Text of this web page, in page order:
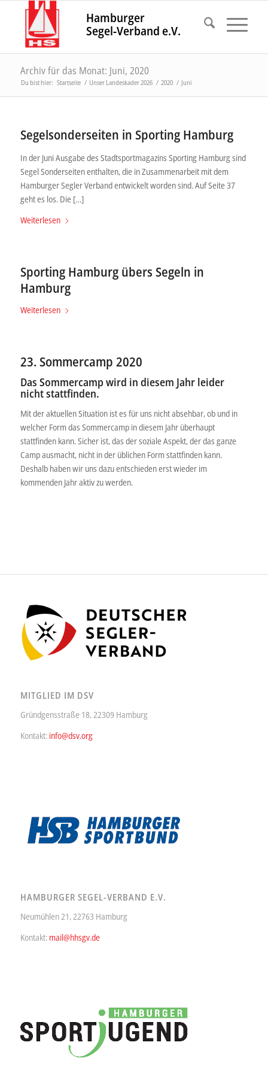
Hamburger
Segel-Verband e.V.
Archiv für das Monat: Juni, 2020
Du bist hier: Startseite / Unser Landeskader 2026 / 2020 / Juni
Segelsonderseiten in Sporting Hamburg
In der Juni Ausgabe des Stadtsportmagazins Sporting Hamburg sind
Segel Sonderseiten enthalten, die in Zusammenarbeit mit dem
Hamburger Segler Verband entwickelt worden sind. Auf Seite 37
geht es los. Die […]
Weiterlesen
Sporting Hamburg übers Segeln in
Hamburg
Weiterlesen
23. Sommercamp 2020
Das Sommercamp wird in diesem Jahr leider
nicht stattfinden.
Mit der aktuellen Situation ist es für uns nicht absehbar, ob und in
welcher Form das Sommercamp in diesem Jahr überhaupt
stattfinden kann. Sicher ist, das der soziale Aspekt, der das ganze
Camp ausmacht, nicht in der üblichen Form stattfinden kann.
Deshalb haben wir uns dazu entschieden erst wieder im
kommenden Jahr aktiv zu werden.
MITGLIED IM DSV
Gründgensstraße 18, 22309 Hamburg
Kontakt: info@dsv.org
HAMBURGER SEGEL-VERBAND E.V.
Neumühlen 21, 22763 Hamburg
Kontakt: mail@hhsgv.de